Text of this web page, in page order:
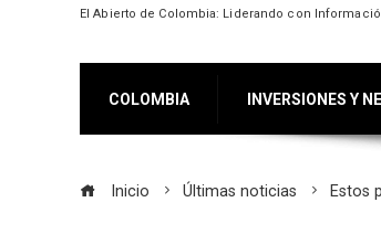
El Abierto de Colombia: Liderando con
COLOMBIA INVERSIONES Y
Inicio Últimas noticias Estos